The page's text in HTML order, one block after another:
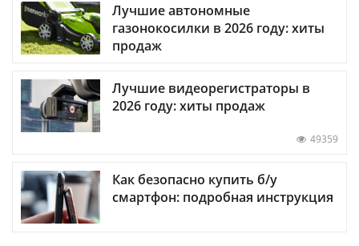
Лучшие автономные
газонокосилки в 2026 году: хиты
продаж
Лучшие видеорегистраторы в
2026 году: хиты продаж
49359
Как безопасно купить б/у
смартфон: подробная инструкция